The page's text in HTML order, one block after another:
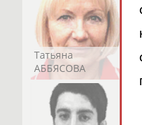
Татьяна
АББЯСОВА